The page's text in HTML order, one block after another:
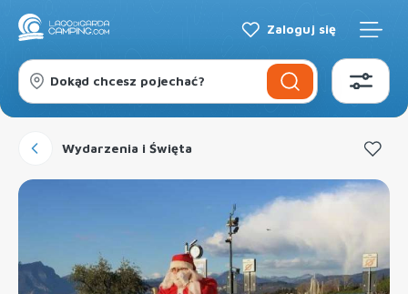
Zaloguj się
Dokąd chcesz pojechać?
Wydarzenia i Święta